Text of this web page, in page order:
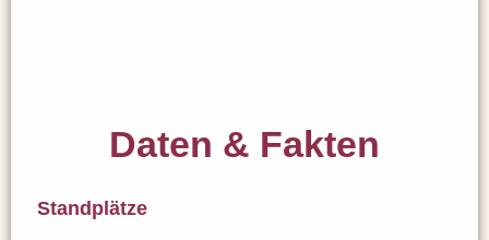
Daten & Fakten
Standplätze